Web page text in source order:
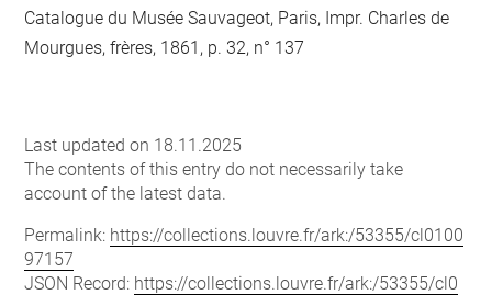
Catalogue du Musée Sauvageot, Paris, Impr. Charles de
Mourgues, frères, 1861, p. 32, n° 137
Last updated on 18.11.2025
The contents of this entry do not necessarily take
account of the latest data.
Permalink: https://collections.louvre.fr/ark:/53355/cl0100
97157
JSON Record: https://collections.louvre.fr/ark:/53355/cl0